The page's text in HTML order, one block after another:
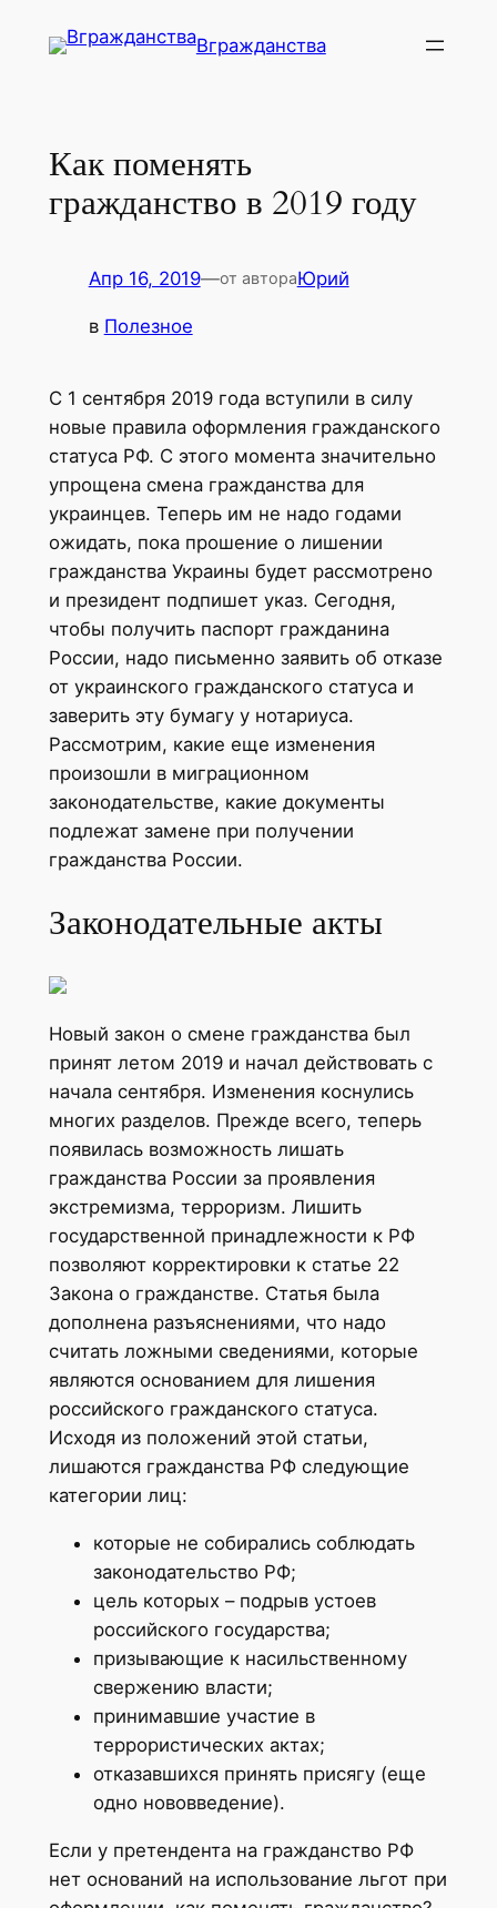
Вгражданства
Как поменять
гражданство в 2019 году
Апр 16, 2019—от автораЮрий
в Полезное
C 1 сентября 2019 года вступили в силу
новые правила оформления гражданского
статуса РФ. С этого момента значительно
упрощена смена гражданства для
украинцев. Теперь им не надо годами
ожидать, пока прошение о лишении
гражданства Украины будет рассмотрено
и президент подпишет указ. Сегодня,
чтобы получить паспорт гражданина
России, надо письменно заявить об отказе
от украинского гражданского статуса и
заверить эту бумагу у нотариуса.
Рассмотрим, какие еще изменения
произошли в миграционном
законодательстве, какие документы
подлежат замене при получении
гражданства России.
Законодательные акты
Новый закон о смене гражданства был
принят летом 2019 и начал действовать с
начала сентября. Изменения коснулись
многих разделов. Прежде всего, теперь
появилась возможность лишать
гражданства России за проявления
экстремизма, терроризм. Лишить
государственной принадлежности к РФ
позволяют корректировки к статье 22
Закона о гражданстве. Статья была
дополнена разъяснениями, что надо
считать ложными сведениями, которые
являются основанием для лишения
российского гражданского статуса.
Исходя из положений этой статьи,
лишаются гражданства РФ следующие
категории лиц:
которые не собирались соблюдать
законодательство РФ;
цель которых – подрыв устоев
российского государства;
призывающие к насильственному
свержению власти;
принимавшие участие в
террористических актах;
отказавшихся принять присягу (еще
одно нововведение).
Если у претендента на гражданство РФ
нет оснований на использование льгот при